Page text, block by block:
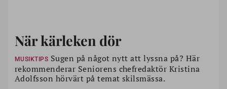
När kärleken dör
MUSIKTIPS Sugen på något nytt att lyssna på? Här
rekommenderar Seniorens chefredaktör Kristina
Adolfsson hörvärt på temat skilsmässa.